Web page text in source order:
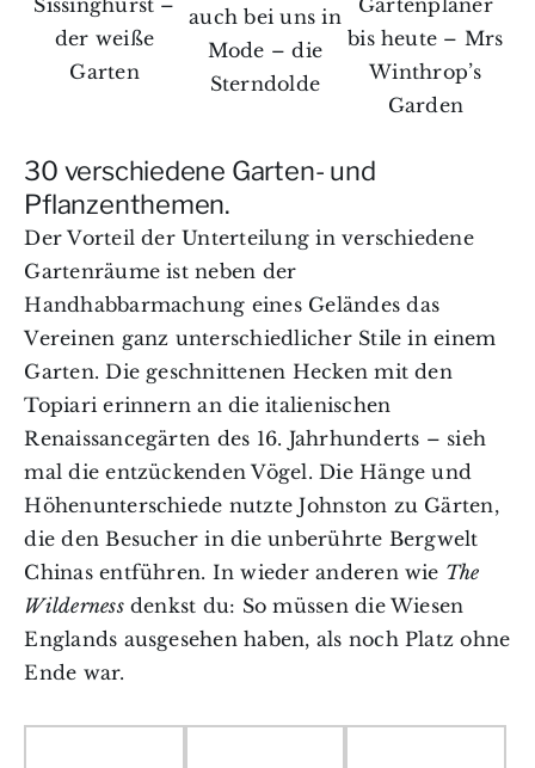
der weiße
Garten
auch bei uns in
Mode – die
Sterndolde
bis heute – Mrs
Winthrop’s
Garden
30 verschiedene Garten- und
Pflanzenthemen.
Der Vorteil der Unterteilung in verschiedene
Gartenräume ist neben der
Handhabbarmachung eines Geländes das
Vereinen ganz unterschiedlicher Stile in einem
Garten. Die geschnittenen Hecken mit den
Topiari erinnern an die italienischen
Renaissancegärten des 16. Jahrhunderts – sieh
mal die entzückenden Vögel. Die Hänge und
Höhenunterschiede nutzte Johnston zu Gärten,
die den Besucher in die unberührte Bergwelt
Chinas entführen. In wieder anderen wie The
Wildernessdenkst du: So müssen die Wiesen
Englands ausgesehen haben, als noch Platz ohne
Ende war.